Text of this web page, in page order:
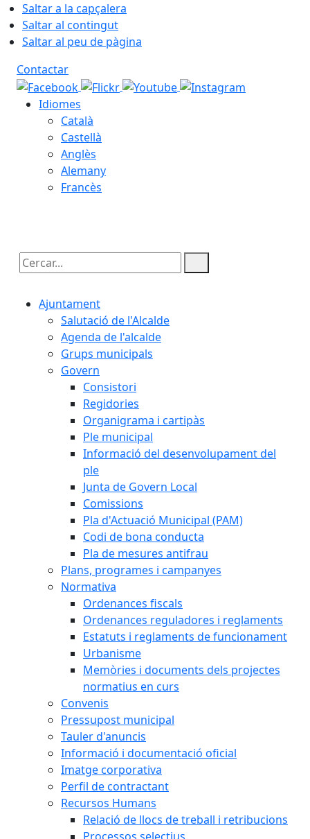
Saltar a la capçalera
Saltar al contingut
Saltar al peu de pàgina
Contactar
Idiomes
Català
Castellà
Anglès
Alemany
Francès
Cercar:
Ajuntament
Salutació de l'Alcalde
Agenda de l'alcalde
Grups municipals
Govern
Consistori
Regidories
Organigrama i cartipàs
Ple municipal
Informació del desenvolupament del
ple
Junta de Govern Local
Comissions
Pla d'Actuació Municipal (PAM)
Codi de bona conducta
Pla de mesures antifrau
Plans, programes i campanyes
Normativa
Ordenances fiscals
Ordenances reguladores i reglaments
Estatuts i reglaments de funcionament
Urbanisme
Memòries i documents dels projectes
normatius en curs
Convenis
Pressupost municipal
Tauler d'anuncis
Informació i documentació oficial
Imatge corporativa
Perfil de contractant
Recursos Humans
Relació de llocs de treball i retribucions